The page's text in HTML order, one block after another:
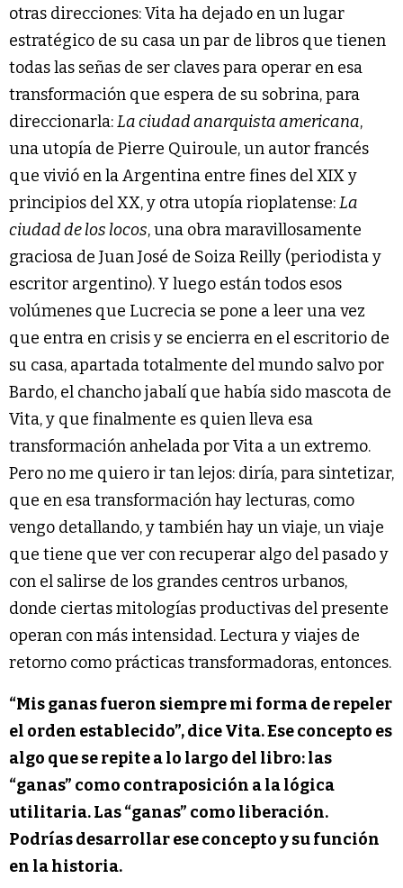
otras direcciones: Vita ha dejado en un lugar
estratégico de su casa un par de libros que tienen
todas las señas de ser claves para operar en esa
transformación que espera de su sobrina, para
direccionarla:La ciudad anarquista americana,
una utopía de Pierre Quiroule, un autor francés
que vivió en la Argentina entre fines del XIX y
principios del XX, y otra utopía rioplatense:La
ciudad de los locos, una obra maravillosamente
graciosa de Juan José de Soiza Reilly (periodista y
escritor argentino). Y luego están todos esos
volúmenes que Lucrecia se pone a leer una vez
que entra en crisis y se encierra en el escritorio de
su casa, apartada totalmente del mundo salvo por
Bardo, el chancho jabalí que había sido mascota de
Vita, y que finalmente es quien lleva esa
transformación anhelada por Vita a un extremo.
Pero no me quiero ir tan lejos: diría, para sintetizar,
que en esa transformación hay lecturas, como
vengo detallando, y también hay un viaje, un viaje
que tiene que ver con recuperar algo del pasado y
con el salirse de los grandes centros urbanos,
donde ciertas mitologías productivas del presente
operan con más intensidad. Lectura y viajes de
retorno como prácticas transformadoras, entonces.
“Mis ganas fueron siempre mi forma de repeler
el orden establecido”, dice Vita. Ese concepto es
algo que se repite a lo largo del libro: las
“ganas” como contraposición a la lógica
utilitaria. Las “ganas” como liberación.
Podrías desarrollar ese concepto y su función
en la historia.